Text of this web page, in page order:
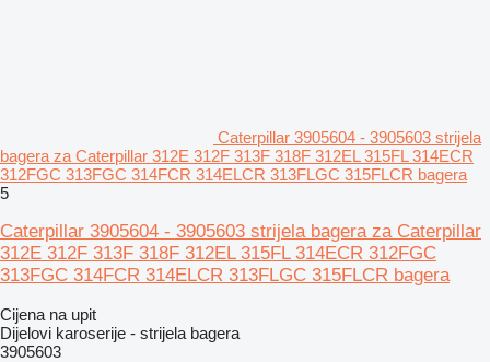
Caterpillar 3905604 - 3905603 strijela
bagera za Caterpillar 312E 312F 313F 318F 312EL 315FL 314ECR
312FGC 313FGC 314FCR 314ELCR 313FLGC 315FLCR bagera
5
Caterpillar 3905604 - 3905603 strijela bagera za Caterpillar
312E 312F 313F 318F 312EL 315FL 314ECR 312FGC
313FGC 314FCR 314ELCR 313FLGC 315FLCR bagera
Cijena na upit
Dijelovi karoserije - strijela bagera
3905603